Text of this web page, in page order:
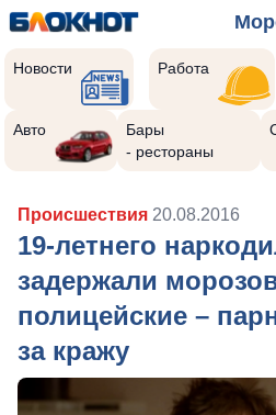
Новости Работа
Авто
Бары
- рестораны
Происшествия 20.08.2016
19-летнего
задержали
полицейские –
за кражу